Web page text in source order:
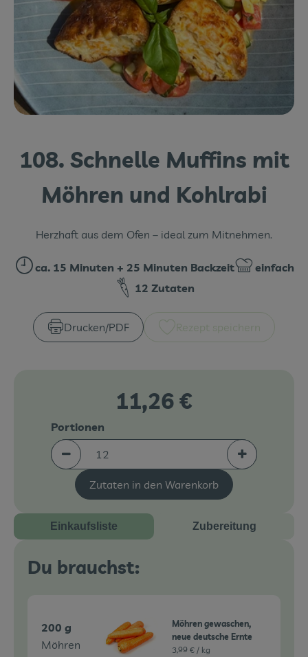
Themenwelten
Obst & Gemüse
Frischetheke
Vorratskammer
Getränke
Service
Veranstaltungen
108. Schnelle Muffins mit
Möhren und Kohlrabi
Herzhaft aus dem Ofen – ideal zum Mitnehmen.
Zubreitungszeit:
ca. 15 Minuten + 25 Minuten Backzeit
Schwierigkeit:
einfach
12 Zutaten
Drucken​/​PDF Rezept speichern
11,26 €
Portionen verringern (aktuell 12 Portionen
Portionen
Portionen
Zutaten in den Warenkorb
Einkaufsliste Zubereitung
Du brauchst:
200 g
Möhren
Möhren gewaschen,
neue deutsche Ernte
3,99 € / kg